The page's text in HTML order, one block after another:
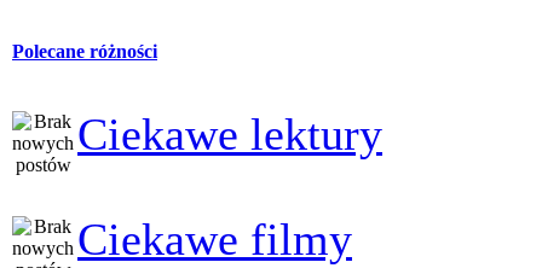
Polecane różności
Ciekawe lektury
Ciekawe filmy